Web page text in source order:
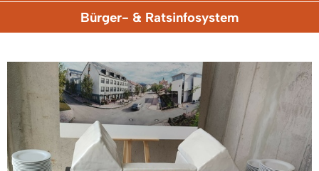
Bürger- & Ratsinfosystem